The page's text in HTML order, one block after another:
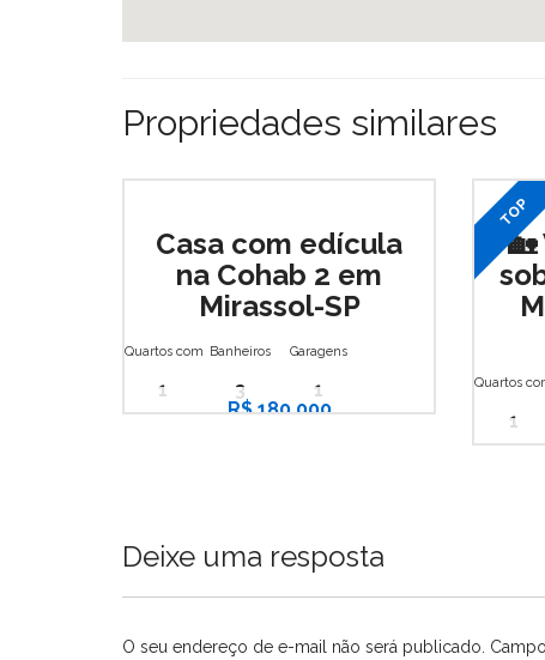
Propriedades similares
Casa com edícula
na Cohab 2 em
Mirassol-SP
Mirassol Cohab 2
R$ 180.000
Quartos com banheiro
1
Banheiros
3
Garagens
1
TOP
Quartos
1
Deixe uma resposta
O seu endereço de e-mail não será publicado.